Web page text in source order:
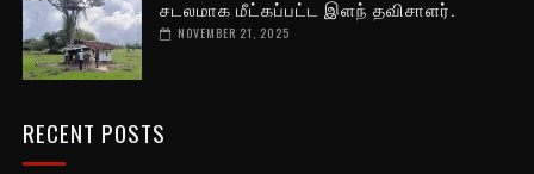
சடலமாக மீட்கப்பட்ட இளந் தவிசாளர்.
NOVEMBER 21, 2025
RECENT POSTS